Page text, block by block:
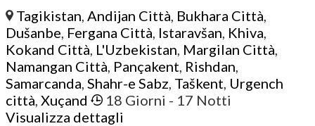
Tagikistan,Andijan Città, Bukhara Città,
Dušanbe, Fergana Città, Istaravšan, Khiva,
Kokand Città, L'Uzbekistan, Margilan Città,
Namangan Città, Pançakent, Rishdan,
Samarcanda, Shahr-e Sabz, Taškent, Urgench
città, Xuçand 18 Giorni - 17 Notti
Visualizza dettagli